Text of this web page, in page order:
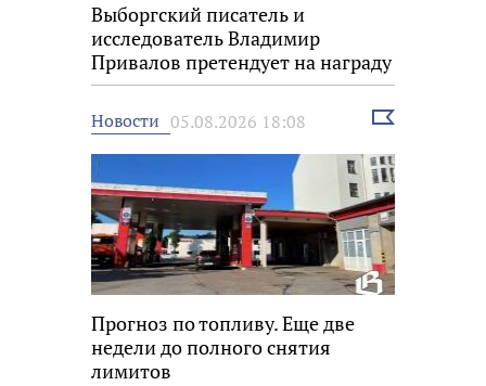
Выборгский писатель и
исследователь Владимир
Привалов претендует на награду
«Знание.Премия»
Новости 05.08.2026 18:08
Выбрать
Прогноз по топливу. Еще две
недели до полного снятия
лимитов